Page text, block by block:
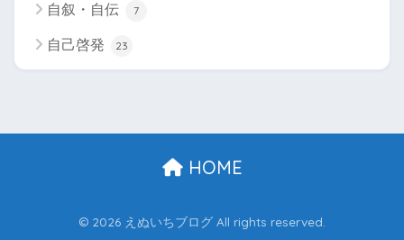
自叙・自伝 7
自己啓発 23
HOME
© 2026 えぬいちブログ All rights reserved.